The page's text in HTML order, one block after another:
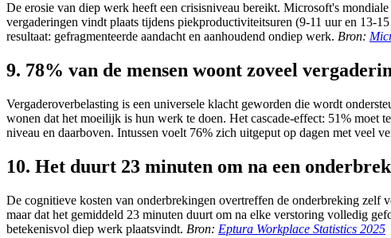
De erosie van diep werk heeft een crisisniveau bereikt. Microsoft's
vergaderingen vindt plaats tijdens piekproductiviteitsuren (9-11 uur en 13-
resultaat: gefragmenteerde aandacht en aanhoudend ondiep werk. Bron:
9. 78% van de mensen woont zoveel
Vergaderoverbelasting is een universele klacht geworden die wordt
wonen dat het moeilijk is hun werk te doen. Het cascade-effect: 51% moet
niveau en daarboven. Intussen voelt 76% zich uitgeput op dagen met veel
10. Het duurt 23 minuten om na een
De cognitieve kosten van onderbrekingen overtreffen de onderbreking
maar dat het gemiddeld 23 minuten duurt om na elke verstoring volledig
betekenisvol diep werk plaatsvindt. Bron: Eptura Workplace Statistics 2025